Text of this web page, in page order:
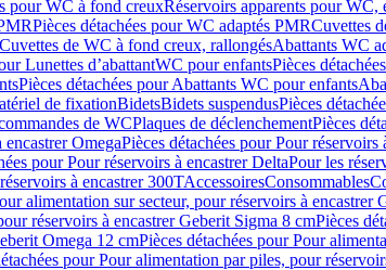
pour WC à fond creuxRéservoirs apparents pour WC,
Pièces détachées pour WC adaptés PMRCuvettes
de WC à fond creux, rallongésAbattants WC
Lunettes d’abattantWC pour enfantsPièces
Pièces détachées pour Abattants WC pour enfants
de fixationBidetsBidets suspendusPièces
de WCPlaques de déclenchementPièces
OmegaPièces détachées pour Pour réservoirs
pour Pour réservoirs à encastrer DeltaPour les
à encastrer 300TAccessoiresConsommables
alimentation sur secteur, pour réservoirs à encastrer
réservoirs à encastrer Geberit Sigma 8 cmPièces
Omega 12 cmPièces détachées pour Pour
pour Pour alimentation par piles, pour